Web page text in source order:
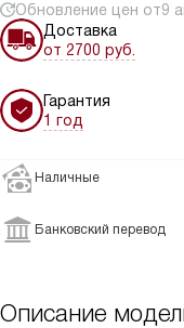
Обновление цен от9
Доставка
от 2700 руб.
Гарантия
1 год
Наличные
Банковский перевод
Описание